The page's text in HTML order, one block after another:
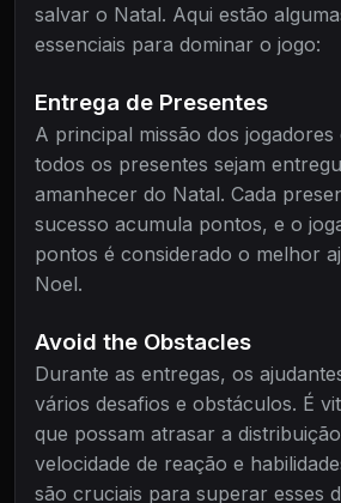
salvar o Natal. Aqui estão
essenciais para dominar o jogo:
Entrega de Presentes
A principal missão dos
todos os presentes sejam
amanhecer do Natal. Cada
sucesso acumula pontos, e o
pontos é considerado o melhor
Noel.
Avoid the Obstacles
Durante as entregas, os
vários desafios e obstáculos. É
que possam atrasar a
velocidade de reação e
são cruciais para superar esses